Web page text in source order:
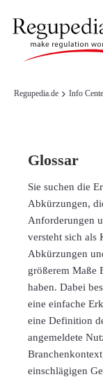
Regupedia.de Info
Glossar
Sie suchen die
Abkürzungen,
Anforderungen
versteht sich als
Abkürzungen
größerem Maße
haben. Dabei
eine einfache
eine Definition
angemeldete
einschlägigen